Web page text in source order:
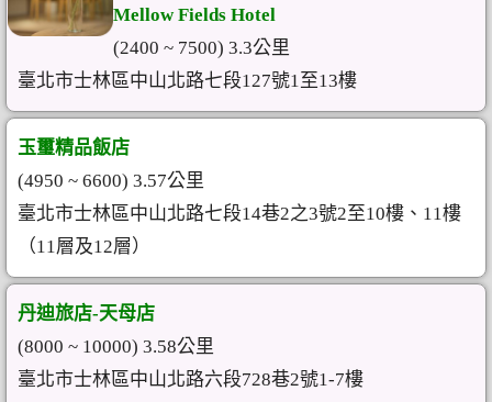
Mellow Fields Hotel
(2400 ~ 7500) 3.3公里
臺北市士林區中山北路七段127號1至13樓
玉璽精品飯店
(4950 ~ 6600) 3.57公里
臺北市士林區中山北路七段14巷2之3號2至10樓、11樓
（11層及12層）
丹迪旅店-天母店
(8000 ~ 10000) 3.58公里
臺北市士林區中山北路六段728巷2號1-7樓